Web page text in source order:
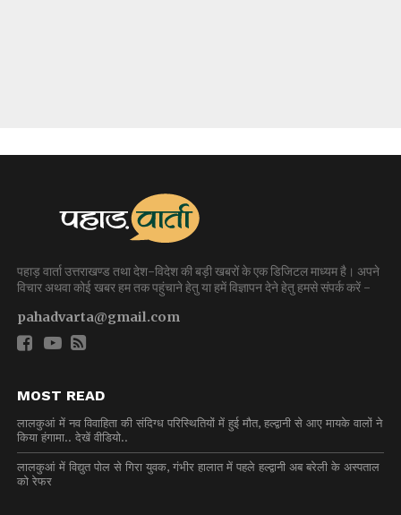
पहाड़ वार्ता उत्तराखण्ड तथा देश-विदेश की बड़ी खबरों के एक डिजिटल माध्यम है। अपने
विचार अथवा कोई खबर हम तक पहुंचाने हेतु या हमें विज्ञापन देने हेतु हमसे संपर्क करें -
pahadvarta@gmail.com
MOST READ
लालकुआं में नव विवाहिता की संदिग्ध परिस्थितियों में हुई मौत, हल्द्वानी से आए मायके वालों ने
किया हंगामा.. देखें वीडियो..
लालकुआं में विद्युत पोल से गिरा युवक, गंभीर हालात में पहले हल्द्वानी अब बरेली के अस्पताल
को रेफर